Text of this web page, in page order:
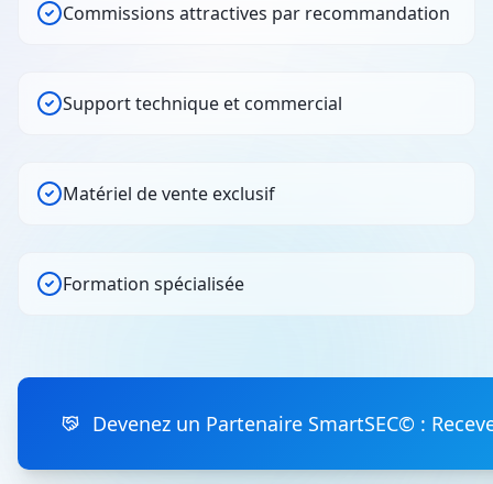
Commissions attractives par recommandation
Support technique et commercial
Matériel de vente exclusif
Formation spécialisée
Devenez un Partenaire SmartSEC© :